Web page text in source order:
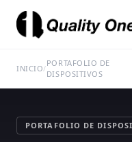
INICIO/
PORTAFOLIO DE
DISPOSITIVOS
PORTAFOLIO DE